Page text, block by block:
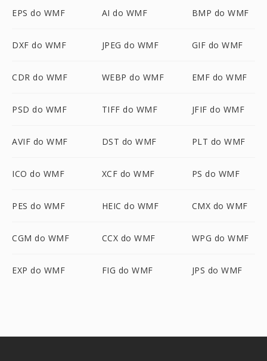
EPS do WMF AI do WMF BMP do WMF
DXF do WMF JPEG do WMF GIF do WMF
CDR do WMF WEBP do WMF EMF do WMF
PSD do WMF TIFF do WMF JFIF do WMF
AVIF do WMF DST do WMF PLT do WMF
ICO do WMF XCF do WMF PS do WMF
PES do WMF HEIC do WMF CMX do WMF
CGM do WMF CCX do WMF WPG do WMF
EXP do WMF FIG do WMF JPS do WMF